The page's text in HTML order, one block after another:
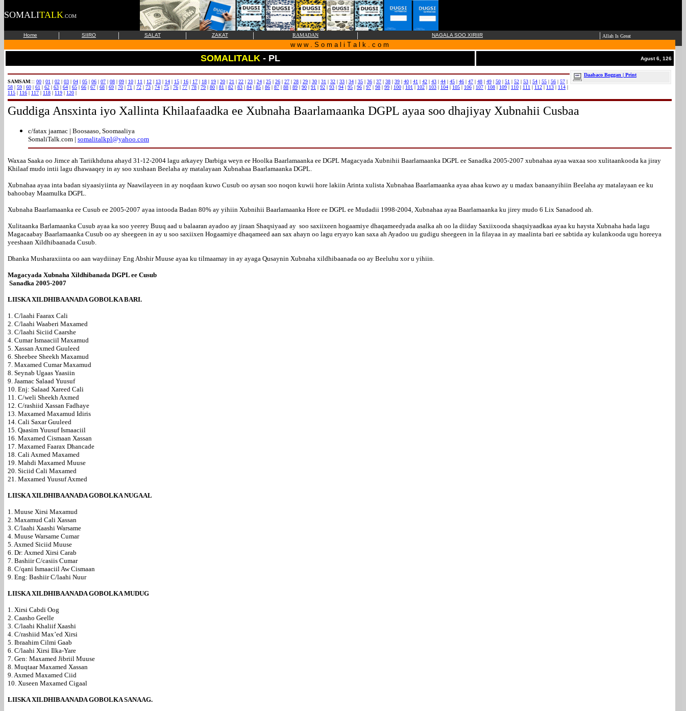
SOMALITALK .COM
Home | SIIRO | SALAT | ZAKAT | RAMADAN | NAGALA SOO XIRIIR | Allah Is Great
w w w . S o m a l i T a l k . c o m
SOMALITALK- PL Agust 6, 126
Daabaco Boggan | Print
SAMSAM::: 00 | 01 | 02 | 03 | 04 | 05 | 06 | 07 | 08 | 09 | 10 | 11 | 12 | 13 | 14 | 15 | 16 | 17 | 18 | 19 | 20 | 21 | 22 | 23 | 24 | 25 | 26 | 27 | 28 | 29 | 30 | 31 | 32 | 33 | 34 | 35 | 36 | 37 | 38 | 39 | 40 | 41 | 42 | 43 | 44 | 45 | 46 | 47 | 48 | 49 | 50 | 51 | 52 | 53 | 54 | 55 | 56 | 57 |
58 | 59 | 60 | 61 | 62 | 63 | 64 | 65 | 66 | 67 | 68 | 69 | 70 | 71 | 72 | 73 | 74 | 75 | 76 | 77 | 78 | 79 | 80 | 81 | 82 | 83 | 84 | 85 | 86 | 87 | 88 | 89 | 90 | 91 | 92 | 93 | 94 | 95 | 96 | 97 | 98 | 99 | 100 | 101 | 102 | 103 | 104 | 105 | 106 | 107 | 108 | 109 | 110 | 111 | 112 | 113 | 114 |
115 | 116 | 117 | 118 | 119 | 120 |
Guddiga Ansxinta iyo Xallinta Khilaafaadka ee Xubnaha Baarlamaanka DGPL ayaa soo dhajiyay Xubnahii Cusbaa
c/fatax jaamac | Boosaaso, Soomaaliya
SomaliTalk.com | somalitalkpl@yahoo.com
Waxaa Saaka oo Jimce ah Tariikhduna ahayd 31-12-2004 lagu arkayey Darbiga weyn ee Hoolka Baarlamaanka ee DGPL Magacyada Xubnihii Baarlamaanka DGPL ee Sanadka 2005-2007 xubnahaa ayaa waxaa soo xulitaankooda ka jiray
Khilaaf mudo intii lagu dhawaaqey in ay soo xushaan Beelaha ay matalayaan Xubnahaa Baarlamaanka DGPL.
Xubnahaa ayaa inta badan siyaasiyiinta ay Naawilayeen in ay noqdaan kuwo Cusub oo aysan soo noqon kuwii hore lakiin Arinta xulista Xubnahaa Baarlamaanka ayaa ahaa kuwo ay u madax banaanyihiin Beelaha ay matalayaan ee ku
bahoobay Maamulka DGPL.
Xubnaha Baarlamaanka ee Cusub ee 2005-2007 ayaa intooda Badan 80% ay yihiin Xubnihii Baarlamaanka Hore ee DGPL ee Mudadii 1998-2004, Xubnahaa ayaa Baarlamaanka ku jirey mudo 6 Lix Sanadood ah.
Xulitaanka Barlamaanka Cusub ayaa ka soo yeerey Buuq aad u balaaran ayadoo ay jiraan Shaqsiyaad ay soo saxiixeen hogaamiye dhaqameedyada asalka ah oo la diiday Saxiixooda shaqsiyaadkaa ayaa ku haysta Xubnaha hada lagu
Magacaabay Baarlamaanka Cusub oo ay sheegeen in ay u soo saxiixen Hogaamiye dhaqameed aan sax ahayn oo lagu eryayo kan saxa ah Ayadoo uu gudigu sheegeen in la filayaa in ay maalinta bari ee sabtida ay kulankooda ugu horeeya
yeeshaan Xildhibaanada Cusub.
Dhanka Musharaxiinta oo aan waydiinay Eng Abshir Muuse ayaa ku tilmaamay in ay ayaga Qusaynin Xubnaha xildhibaanada oo ay Beeluhu xor u yihiin.
Magacyada Xubnaha Xildhibanada DGPL ee Cusub
Sanadka 2005-2007
LIISKA XILDHIBAANADA GOBOLKA BARI.
1. C/laahi Faarax Cali
2. C/laahi Waaberi Maxamed
3. C/laahi Siciid Caarshe
4. Cumar Ismaaciil Maxamud
5. Xassan Axmed Guuleed
6. Sheebee Sheekh Maxamud
7. Maxamed Cumar Maxamud
8. Seynab Ugaas Yaasiin
9. Jaamac Salaad Yuusuf
10. Enj: Salaad Xareed Cali
11. C/weli Sheekh Axmed
12. C/rashiid Xassan Fadhaye
13. Maxamed Maxamud Idiris
14. Cali Saxar Guuleed
15. Qaasim Yuusuf Ismaaciil
16. Maxamed Cismaan Xassan
17. Maxamed Faarax Dhancade
18. Cali Axmed Maxamed
19. Mahdi Maxamed Muuse
20. Siciid Cali Maxamed
21. Maxamed Yuusuf Axmed
LIISKA XILDHIBAANADA GOBOLKA NUGAAL
1. Muuse Xirsi Maxamud
2. Maxamud Cali Xassan
3. C/laahi Xaashi Warsame
4. Muuse Warsame Cumar
5. Axmed Siciid Muuse
6. Dr: Axmed Xirsi Carab
7. Bashiir C/casiis Cumar
8. C/qani Ismaaciil Aw Cismaan
9. Eng: Bashiir C/laahi Nuur
LIISKA XILDHIBAANADA GOBOLKA MUDUG
1. Xirsi Cabdi Oog
2. Caasho Geelle
3. C/laahi Khaliif Xaashi
4. C/rashiid Max’ed Xirsi
5. Ibraahim Cilmi Gaab
6. C/laahi Xirsi Ilka-Yare
7. Gen: Maxamed Jibriil Muuse
8. Muqtaar Maxamed Xassan
9. Axmed Maxamed Ciid
10. Xuseen Maxamed Cigaal
LIISKA XILDHIBAANADA GOBOLKA SANAAG.